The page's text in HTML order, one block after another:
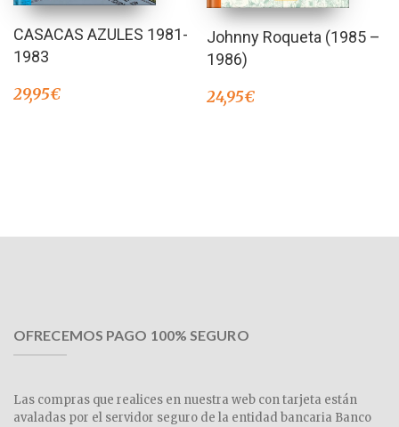
CASACAS AZULES 1981-
1983
29,95€
Johnny Roqueta (1985 –
1986)
24,95€
OFRECEMOS PAGO 100% SEGURO
Las compras que realices en nuestra web con tarjeta están
avaladas por el servidor seguro de la entidad bancaria Banco